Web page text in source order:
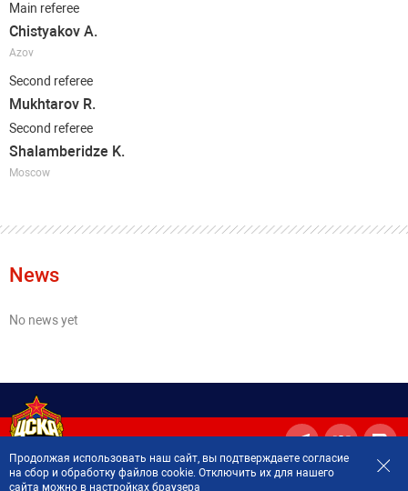
Main referee
Chistyakov A.
Azov
Second referee
Mukhtarov R.
Second referee
Shalamberidze K.
Moscow
News
No news yet
Продолжая использовать наш сайт, вы подтверждаете согласие
на сбор и обработку файлов cookie. Отключить их для нашего
сайта можно в настройках браузера